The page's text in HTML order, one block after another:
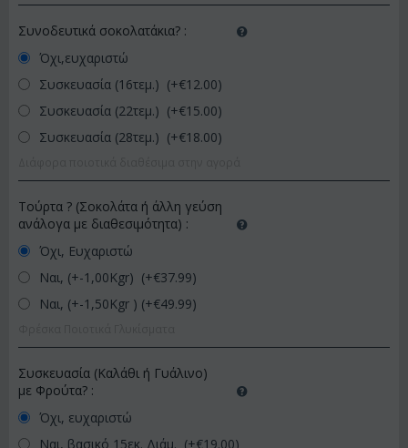
Συνοδευτικά σοκολατάκια? :
Όχι,ευχαριστώ
Συσκευασία (16τεμ.) (+€12.00)
Συσκευασία (22τεμ.) (+€15.00)
Συσκευασία (28τεμ.) (+€18.00)
Τούρτα ? (Σοκολάτα ή άλλη γεύση
ανάλογα με διαθεσιμότητα) :
Όχι, Ευχαριστώ
Ναι, (+-1,00Kgr) (+€37.99)
Ναι, (+-1,50Kgr ) (+€49.99)
Συσκευασία (Καλάθι ή Γυάλινο)
με Φρούτα? :
Όχι, ευχαριστώ
Ναι, βασικό 15εκ. Διάμ. (+€19.00)